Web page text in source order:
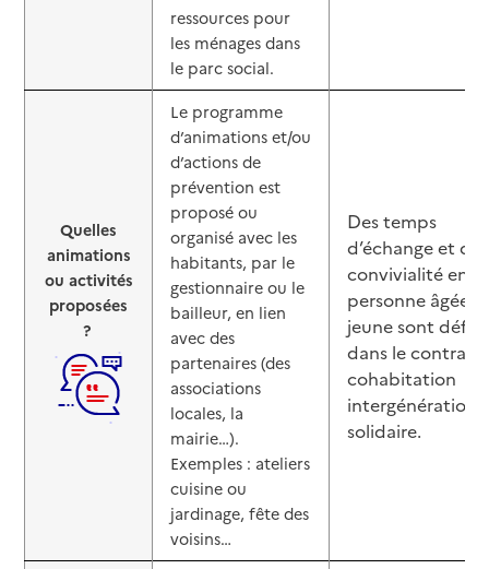
ressources pour
les ménages dans
le parc social.
Quelles
animations
ou activités
proposées
?
Le programme
d’animations et/ou
d’actions de
prévention est
proposé ou
organisé avec les
habitants, par le
gestionnaire ou le
bailleur, en lien
avec des
partenaires (des
associations
locales, la
mairie…).
Exemples : ateliers
cuisine ou
jardinage, fête des
voisins…
Des temps
d’échange et de
convivialité
personne âgée
jeune sont
dans le contrat
cohabitation
solidaire.